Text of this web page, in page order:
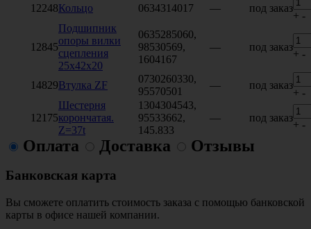
12248Кольцо 0634314017 — под заказ
+ -
12845
Подшипник
опоры вилки
сцепления
25х42х20
0635285060,
98530569,
1604167
— под заказ
+ -
14829Втулка ZF
0730260330,
95570501
— под заказ
+ -
12175
Шестерня
корончатая.
Z=37t
1304304543,
95533662,
145.833
— под заказ
+ -
Оплата Доставка Отзывы
Банковская карта
Вы сможете оплатить стоимость заказа с помощью банковской
карты в офисе нашей компании.